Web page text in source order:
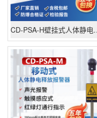
CD-PSA-H